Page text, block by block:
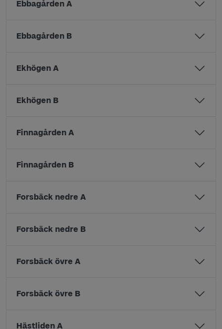
Ebbagården A
Ebbagården B
Ekhögen A
Ekhögen B
Finnagården A
Finnagården B
Forsbäck nedre A
Forsbäck nedre B
Forsbäck övre A
Forsbäck övre B
Hästliden A